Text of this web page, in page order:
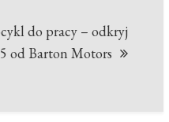
do pracy – odkryj
od Barton Motors